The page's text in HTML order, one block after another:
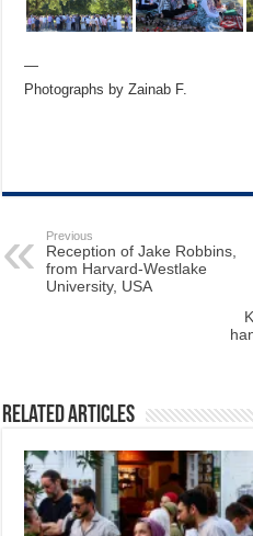
—
Photographs by Zainab F.
Previous
Reception of Jake Robbins,
from Harvard-Westlake
University, USA
Related Articles